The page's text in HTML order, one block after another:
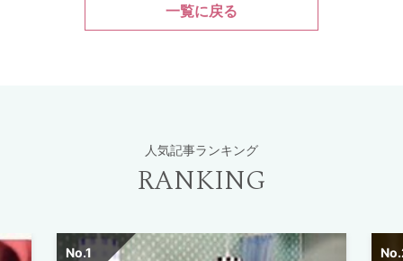
一覧に戻る
人気記事ランキング
RANKING